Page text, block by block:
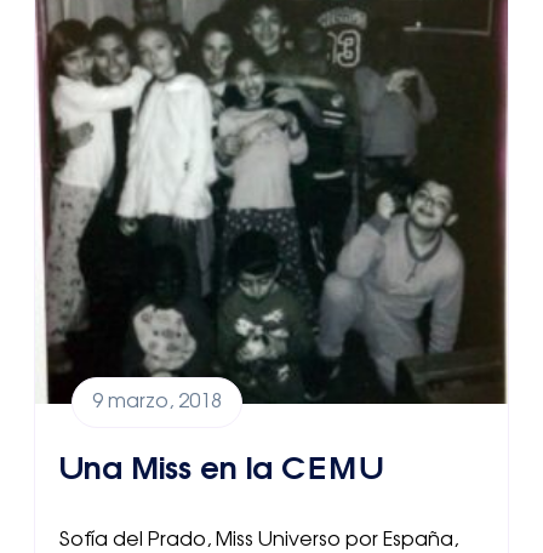
9 marzo, 2018
Una Miss en la CEMU
Sofía del Prado, Miss Universo por España,